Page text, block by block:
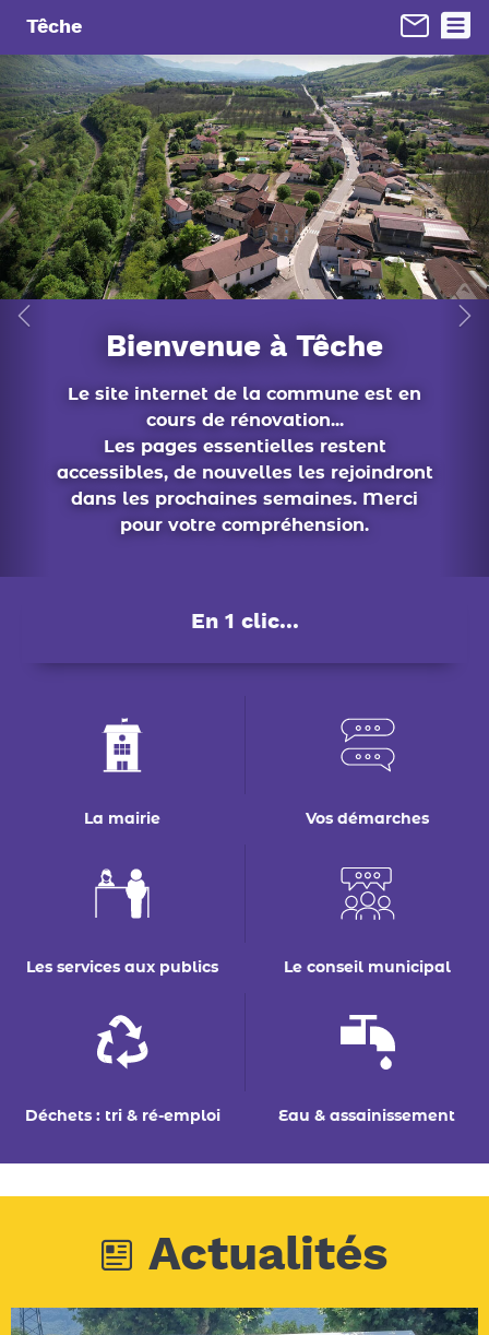
Têche
conseil municipal
En 1 clic...
Les services aux publics Le conseil municipal
Eau & assainissement
Actualités
06/07/2026